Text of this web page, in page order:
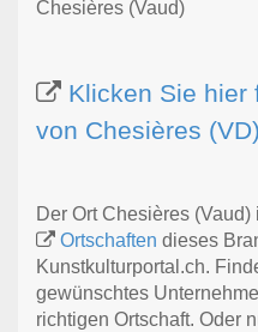
Chesières (Vaud)
Klicken Sie hier
von Chesières (VD)
Der Ort Chesières
Ortschaften dieses
Kunstkulturportal.ch.
gewünschtes
richtigen Ortschaft. Oder